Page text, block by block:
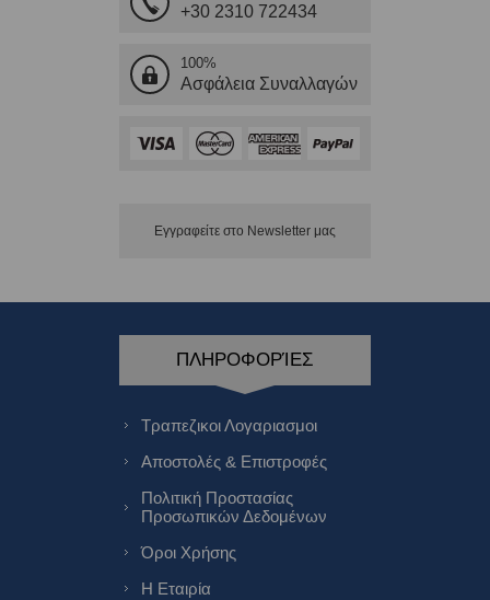
+30 2310 722434
100%
Ασφάλεια Συναλλαγών
Εγγραφείτε στο Νewsletter μας
ΠΛΗΡΟΦΟΡΊΕΣ
Τραπεζικοι Λογαριασμοι
Αποστολές & Επιστροφές
Πολιτική Προστασίας
Προσωπικών Δεδομένων
Όροι Χρήσης
Η Εταιρία